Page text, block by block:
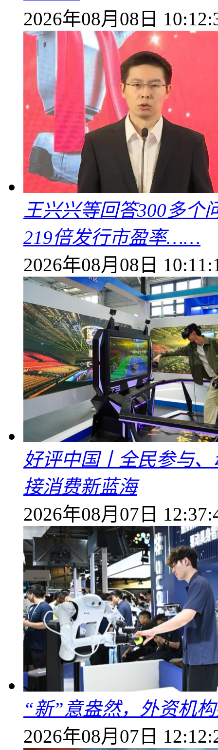
2026年08月08日
王兴兴等回答300多个
219倍发行市盈率……
2026年08月08日
好评中国丨全民参与
接消费新蓝海
2026年08月07日
“新”意盎然，外资机
2026年08月07日